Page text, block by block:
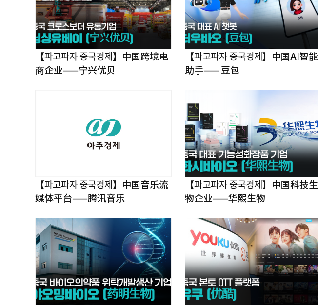
【파고파자 중국경제】中国跨境电
商企业——宁兴优贝
【파고파자 중국경제】中国AI智能
助手—— 豆包
【파고파자 중국경제】中国音乐流
媒体平台——腾讯音乐
【파고파자 중국경제】中国科技生
物企业——华熙生物